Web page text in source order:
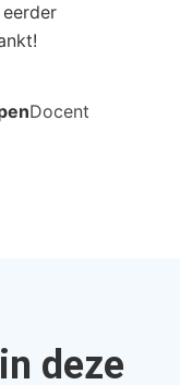
Docent
deze